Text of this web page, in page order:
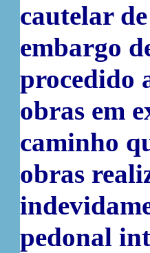
cautelar
embargo
procedido
obras em
caminho
obras
pedonal